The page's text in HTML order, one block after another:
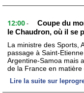
12:00 -
Coupe du
le Chaudron, où il se
La ministre des Sports,
passage à Saint-
Argentine-Samoa mais
de la France en matière
Lire la suite sur